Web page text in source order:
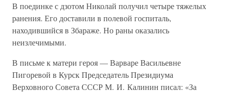
В поединке с дзотом Николай получил четыре тяжелых
ранения. Его доставили в полевой госпиталь,
находившийся в Збараже. Но раны оказались
неизлечимыми.
В письме к матери героя — Варваре Васильевне
Пигоревой в Курск Председатель Президиума
Верховного Совета СССР М. И. Калинин писал: «За